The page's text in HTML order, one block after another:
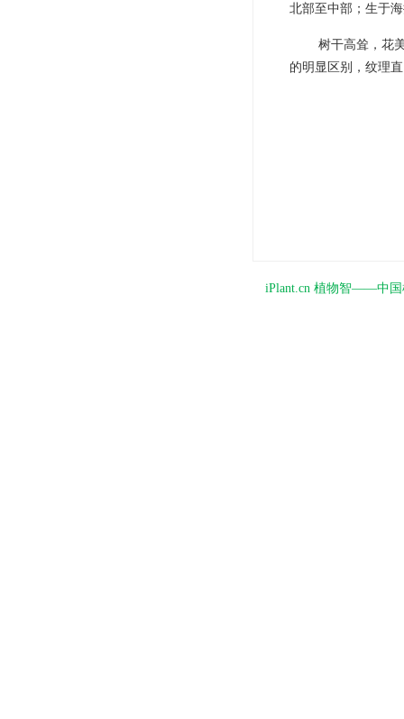
北部至中部；生于
树干高耸，花
的明显区别，纹理
iPlant.cn 植物智——中国